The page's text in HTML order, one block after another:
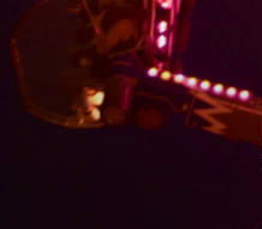
au
contenu
principal